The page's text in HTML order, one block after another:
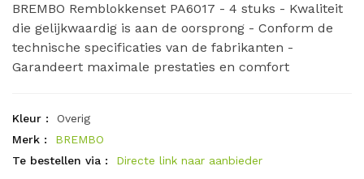
BREMBO Remblokkenset PA6017 - 4 stuks - Kwaliteit
die gelijkwaardig is aan de oorsprong - Conform de
technische specificaties van de fabrikanten -
Garandeert maximale prestaties en comfort
Kleur :
Overig
Merk :
BREMBO
Te bestellen via :
Directe link naar aanbieder